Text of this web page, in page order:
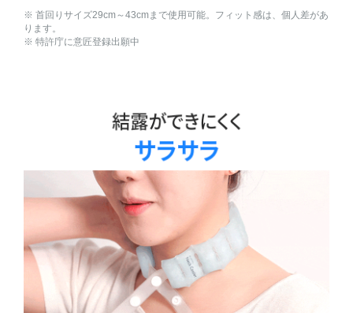
※ 首回りサイズ29cm～43cmまで使用可能。フィット感は、個人差があ
ります。
※ 特許庁に意匠登録出願中